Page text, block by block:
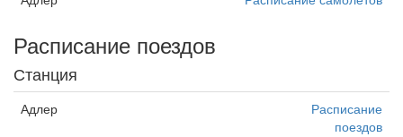
Расписание поездов
Станция
Адлер
Расписание
поездов